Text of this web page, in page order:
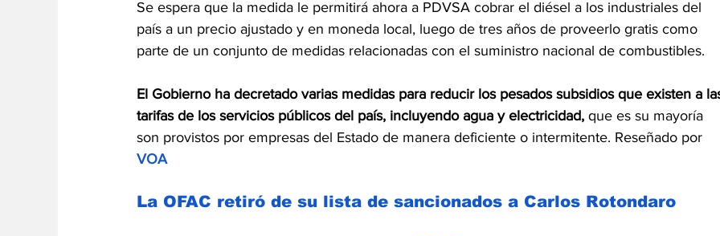
Se espera que la medida le permitirá ahora a PDVSA cobrar el diésel a los industriales del
país a un precio ajustado y en moneda local, luego de tres años de proveerlo gratis como
parte de un conjunto de medidas relacionadas con el suministro nacional de combustibles.
El Gobierno ha decretado varias medidas para reducir los pesados subsidios que existen a
tarifas de los servicios públicos del país, incluyendo agua y electricidad, que es su mayoría
son provistos por empresas del Estado de manera deficiente o intermitente. Reseñado por
VOA
La OFAC retiró de su lista de sancionados a Carlos Rotondaro